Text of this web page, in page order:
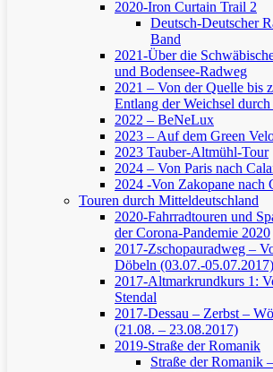
2020-Iron Curtain Trail 2
Deutsch-Deutscher
Band
2021-Über die
und Bodensee-Radweg
2021 – Von der Quelle bis
Entlang der Weichsel durch
2022 – BeNeLux
2023 – Auf dem Green
2023 Tauber-Altmühl-Tour
2024 – Von Paris nach
2024 -Von Zakopane nach
Touren durch Mitteldeutschland
2020-Fahrradtouren und
der Corona-Pandemie 2020
2017-Zschopauradweg –
Döbeln (03.07.-05.07.2017)
2017-Altmarkrundkurs 1:
Stendal
2017-Dessau – Zerbst –
(21.08. – 23.08.2017)
2019-Straße der Romanik
Straße der Romanik